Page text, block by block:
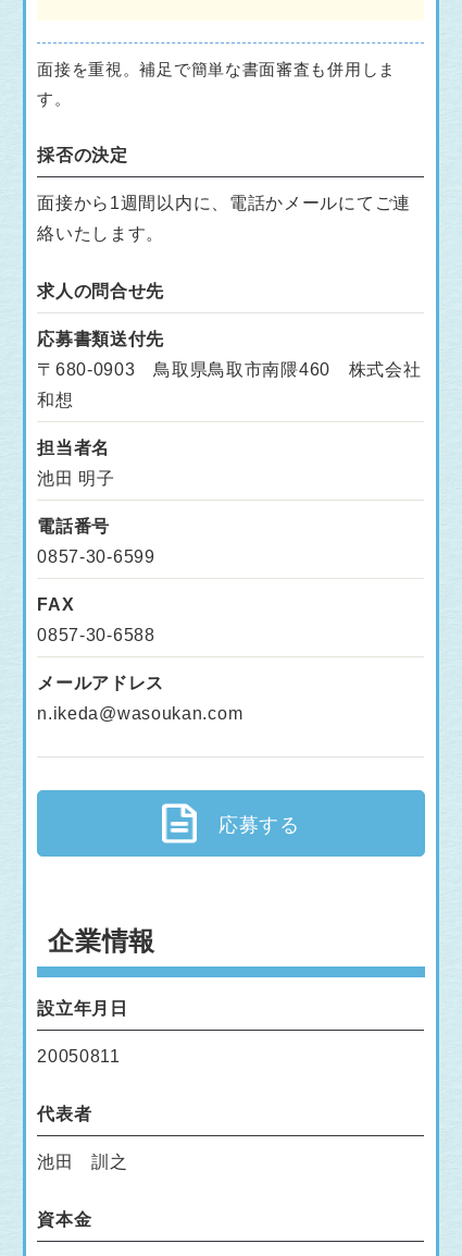
面接を重視。補足で簡単な書面審査も併用しま
す。
採否の決定
面接から1週間以内に、電話かメールにてご連
絡いたします。
求人の問合せ先
応募書類送付先
〒680-0903 鳥取県鳥取市南隈460 株式会社
和想
担当者名
池田 明子
電話番号
0857-30-6599
FAX
0857-30-6588
メールアドレス
n.ikeda@wasoukan.com
応募する
企業情報
設立年月日
20050811
代表者
池田 訓之
資本金